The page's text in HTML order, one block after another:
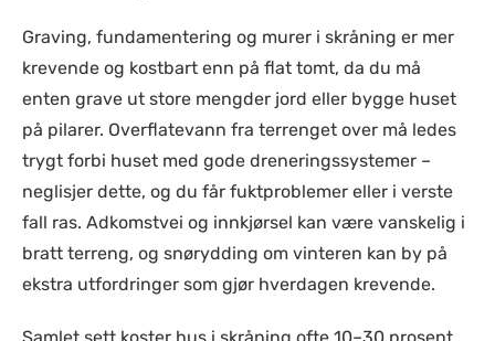
Graving, fundamentering og murer i skråning er mer
krevende og kostbart enn på flat tomt, da du må
enten grave ut store mengder jord eller bygge huset
på pilarer. Overflatevann fra terrenget over må ledes
trygt forbi huset med gode dreneringssystemer –
neglisjer dette, og du får fuktproblemer eller i verste
fall ras. Adkomstvei og innkjørsel kan være vanskelig i
bratt terreng, og snørydding om vinteren kan by på
ekstra utfordringer som gjør hverdagen krevende.